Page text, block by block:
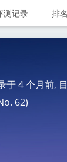
测记录 排名
于4 个月前,
62)